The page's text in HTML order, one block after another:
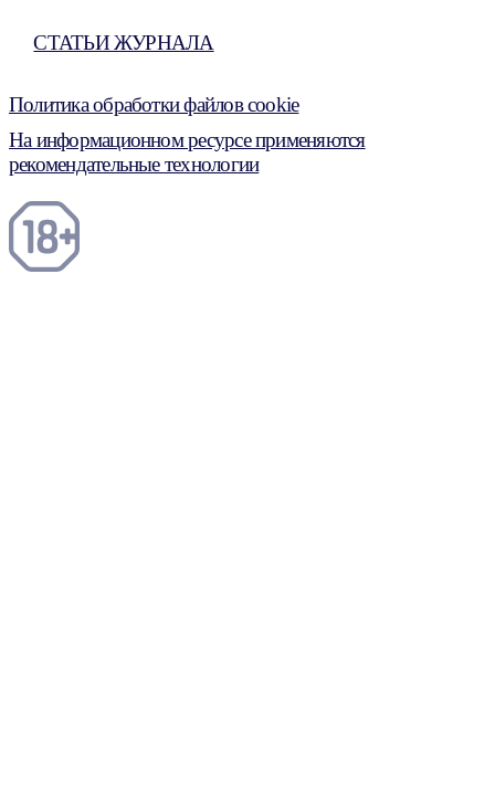
СТАТЬИ ЖУРНАЛА
Политика обработки файлов cookie
На информационном ресурсе применяются
рекомендательные технологии